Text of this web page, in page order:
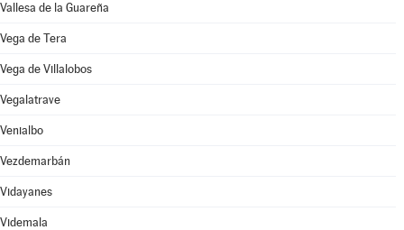
Vallesa de la Guareña
Vega de Tera
Vega de Villalobos
Vegalatrave
Venialbo
Vezdemarbán
Vidayanes
Videmala